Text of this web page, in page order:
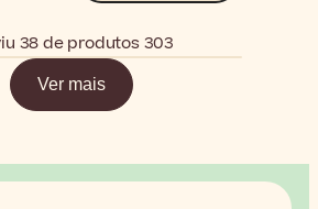
38 de produtos 303
Ver mais